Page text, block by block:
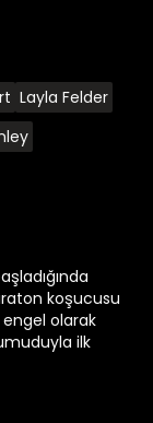
Layla Felder
koşucusu
olarak
ilk